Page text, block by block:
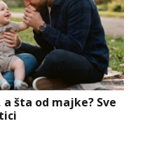
šta od majke? Sve